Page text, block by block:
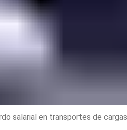
salarial en transportes de cargas